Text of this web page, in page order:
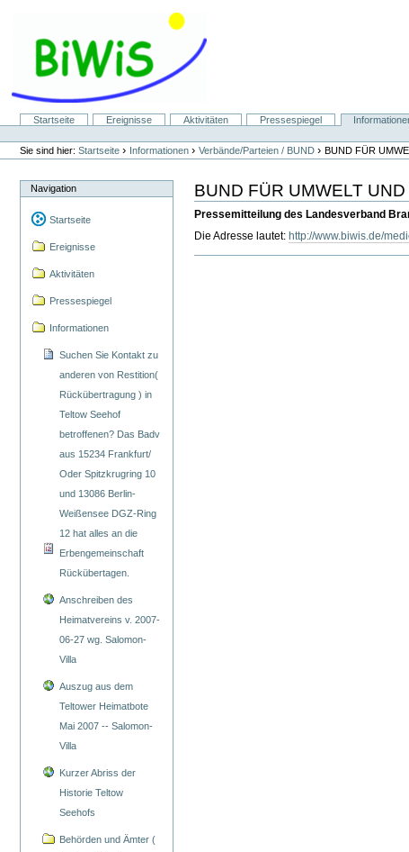
Navigation
SektionenStartseite Ereignisse Aktivitäten Pressespiegel
Benutzerspezifische
Werkzeuge
Sie sind hier: Startseite › Informationen ›Verbände/Parteien / BUND›BUND FÜR
Navigation
Startseite
Ereignisse
Aktivitäten
Pressespiegel
Informationen
Suchen Sie Kontakt zu
anderen von Restition(
Rückübertragung ) in
Teltow Seehof
betroffenen? Das Badv
aus 15234 Frankfurt/
Oder Spitzkrugring 10
und 13086 Berlin-
Weißensee DGZ-Ring
12 hat alles an die
Erbengemeinschaft
Rückübertagen.
Anschreiben des
Heimatvereins v. 2007-
06-27 wg. Salomon-
Villa
Auszug aus dem
Teltower Heimatbote
Mai 2007 -- Salomon-
Villa
Kurzer Abriss der
Historie Teltow
Seehofs
Behörden und Ämter (
BUND FÜR UMWELT
Pressemitteilung des Landesverband
Die Adresse lautet: http://www.biwis.de/